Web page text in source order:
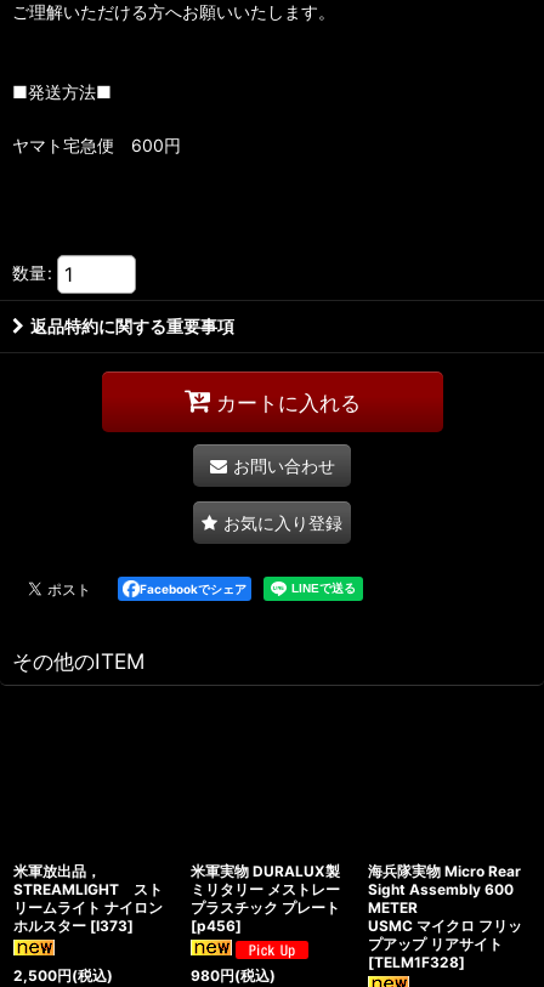
ご理解いただける方へお願いいたします。
■発送方法■
ヤマト宅急便 600円
数量:
返品特約に関する重要事項
カートに入れる
お問い合わせ
お気に入り登録
Facebookでシェア
その他のITEM
米軍放出品，
STREAMLIGHT スト
リームライト ナイロン
ホルスター [I373]
2,500円(税込)
米軍実物 DURALUX製
ミリタリー メストレー
プラスチック プレート
[p456]
980円(税込)
海兵隊実物 Micro Rear
Sight Assembly 600
METER
USMC マイクロ フリッ
プアップ リアサイト
[TELM1F328]